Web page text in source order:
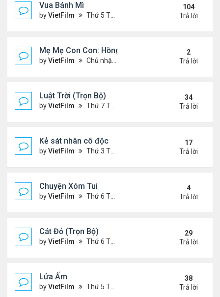
Vua Bánh Mì
byVietFilm Thứ 5 Tháng 10 15, 2020 1:26 pm
104
Trả lời
Mẹ Mẹ Con Con: Hồng Vân, Đại Nghĩa
byVietFilm Chủ nhật Tháng 12 20, 2020 8:06 pm
2
Trả lời
Luật Trời (Trọn Bộ)
byVietFilm Thứ 7 Tháng 10 17, 2020 9:19 pm
34
Trả lời
Kẻ sát nhân cô độc
byVietFilm Thứ 3 Tháng 11 10, 2020 9:58 am
17
Trả lời
Chuyện Xóm Tui
byVietFilm Thứ 6 Tháng 11 06, 2020 4:47 pm
4
Trả lời
Cát Đỏ (Trọn Bộ)
byVietFilm Thứ 6 Tháng 11 06, 2020 2:02 pm
29
Trả lời
Lửa Ấm
byVietFilm Thứ 5 Tháng 11 05, 2020 11:33 pm
38
Trả lời